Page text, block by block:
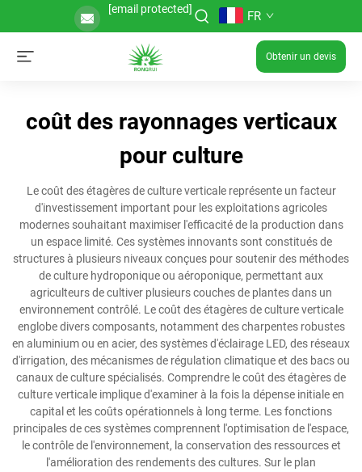
[email protected] FR
Obtenir un devis
coût des rayonnages verticaux
pour culture
Le coût des étagères de culture verticale représente un facteur
d'investissement important pour les exploitations agricoles
modernes souhaitant maximiser l'efficacité de la production dans
un espace limité. Ces systèmes innovants sont constitués de
structures à plusieurs niveaux conçues pour soutenir des méthodes
de culture hydroponique ou aéroponique, permettant aux
agriculteurs de cultiver plusieurs couches de plantes dans un
environnement contrôlé. Le coût des étagères de culture verticale
englobe divers composants, notamment des charpentes robustes
en aluminium ou en acier, des systèmes d'éclairage LED, des réseaux
d'irrigation, des mécanismes de régulation climatique et des bacs ou
canaux de culture spécialisés. Comprendre le coût des étagères de
culture verticale implique d'examiner à la fois la dépense initiale en
capital et les coûts opérationnels à long terme. Les fonctions
principales de ces systèmes comprennent l'optimisation de l'espace,
le contrôle de l'environnement, la conservation des ressources et
l'amélioration des rendements des cultures. Sur le plan